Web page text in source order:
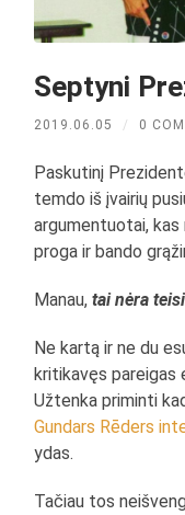
Septyni
2019.06.05 / 0
Paskutinį
temdo iš įvairių
argumentuotai, kas
proga ir bando
Manau,tai nėra
Ne kartą ir ne du
kritikavęs pareigas
Užtenka priminti
Gundars Rēders
ydas.
Tačiau tos